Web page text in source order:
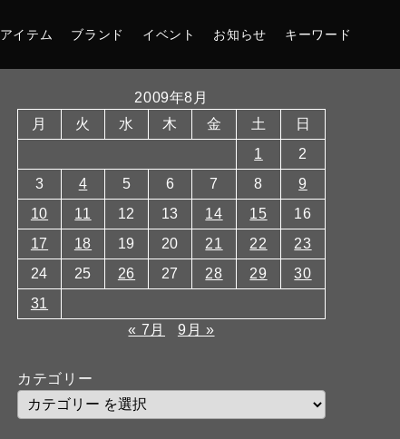
アイテム ブランド イベント お知らせ キーワード
2009年8月
月
火 水 木 金 土
日
1
2
3
4 5 6 7 8
9
10
11 12 13 14 15
16
17
18 19 20 21 22
23
24
25 26 27 28 29
30
31
« 7月
9月 »
カテゴリー